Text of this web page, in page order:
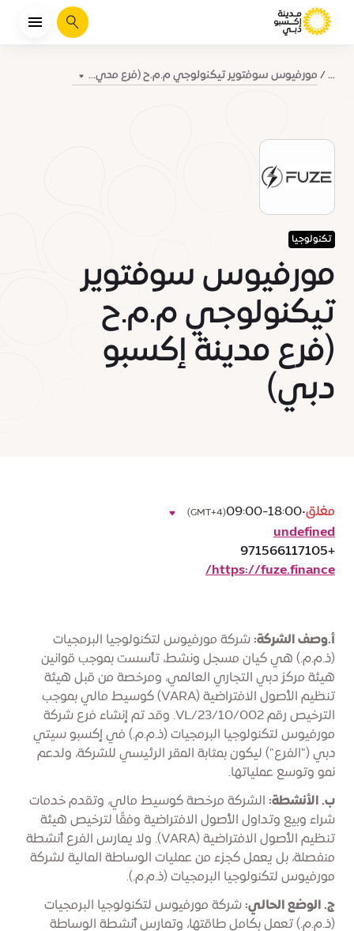
يبحث
... مورفيوس سوفتوير تيكنولوجي م.م.ح (فرع مدي...
تكنولوجيا
مورفيوس سوفتوير
تيكنولوجي م.م.ح
(فرع مدينة إكسبو
دبي)
أ.وصف الشركة: شركة مورفيوس لتكنولوجيا البرمجيات
(ذ.م.م.) هي كيان مسجل ونشط، تأسست بموجب قوانين
هيئة مركز دبي التجاري العالمي، ومرخصة من قبل هيئة
تنظيم الأصول الافتراضية (VARA) كوسيط مالي بموجب
الترخيص رقم VL/23/10/002. وقد تم إنشاء فرع شركة
مورفيوس لتكنولوجيا البرمجيات (ذ.م.م.) في إكسبو سيتي
دبي ("الفرع") ليكون بمثابة المقر الرئيسي للشركة، ولدعم
نمو وتوسع عملياتها.
ب. الأنشطة: الشركة مرخصة كوسيط مالي، وتقدم خدمات
شراء وبيع وتداول الأصول الافتراضية وفقًا لترخيص هيئة
تنظيم الأصول الافتراضية (VARA). ولا يمارس الفرع أنشطة
منفصلة، ​​بل يعمل كجزء من عمليات الوساطة المالية لشركة
مورفيوس لتكنولوجيا البرمجيات (ذ.م.م.).
ج. الوضع الحالي: شركة مورفيوس لتكنولوجيا البرمجيات
(ذ.م.م.) تعمل بكامل طاقتها، وتمارس أنشطة الوساطة
مغلق•
09:00-18:00
(GMT+4)
undefined
+971566117105
https://fuze.finance/